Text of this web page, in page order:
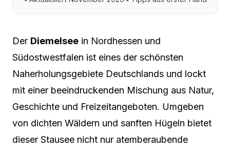
Der Diemelsee in Nordhessen und
Südostwestfalen ist eines der schönsten
Naherholungsgebiete Deutschlands und lockt
mit einer beeindruckenden Mischung aus Natur,
Geschichte und Freizeitangeboten. Umgeben
von dichten Wäldern und sanften Hügeln bietet
dieser Stausee nicht nur atemberaubende